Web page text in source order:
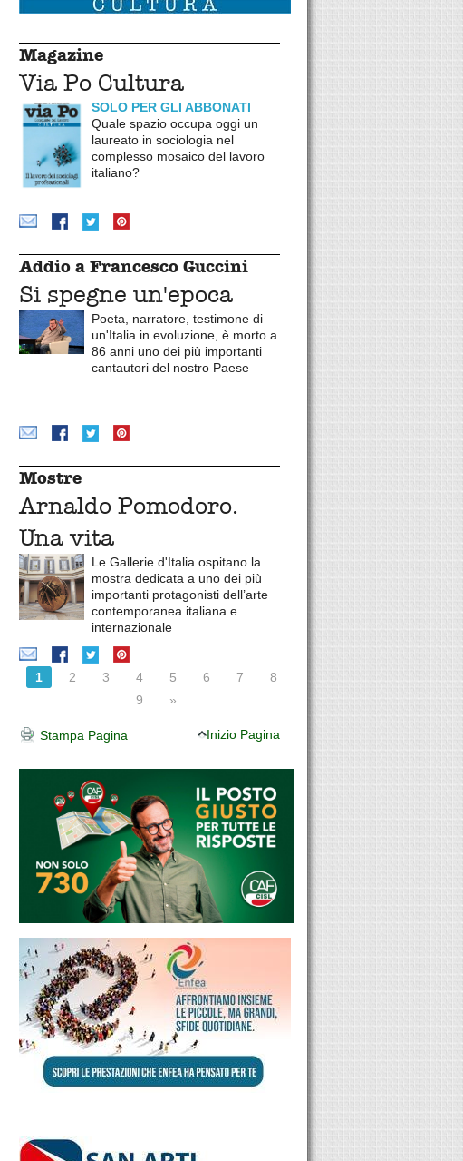
Magazine
Via Po Cultura
SOLO PER GLI ABBONATI
Quale spazio occupa oggi un
laureato in sociologia nel
complesso mosaico del lavoro
italiano?
Addio a Francesco Guccini
Si spegne un'epoca
Poeta, narratore, testimone di
un'Italia in evoluzione, è morto a
86 anni uno dei più importanti
cantautori del nostro Paese
Mostre
Arnaldo Pomodoro.
Una vita
Le Gallerie d'Italia ospitano la
mostra dedicata a uno dei più
importanti protagonisti dell’arte
contemporanea italiana e
internazionale
1 2 3 4 5 6 7
8
9
»
Stampa Pagina Inizio Pagina